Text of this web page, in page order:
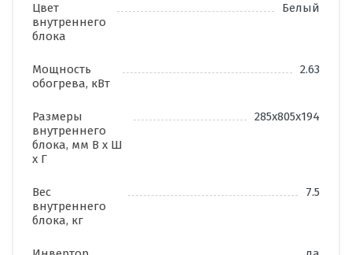
Цвет
внутреннего
блока
Белый
Мощность
обогрева, кВт
2.63
Размеры
внутреннего
блока, мм В х Ш
х Г
285х805х194
Вес
внутреннего
блока, кг
7.5